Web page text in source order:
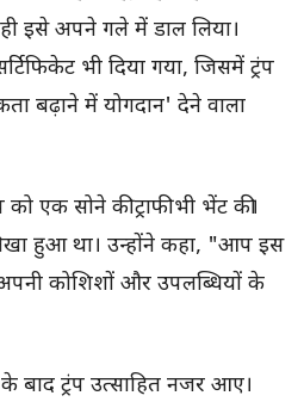
इसे अपने गले में डाल लिया।
भी दिया गया, जिसमें ट्रंप
बढ़ाने में योगदान' देने वाला
एक सोने की ट्राफी भी भेंट की।
हुआ था। उन्होंने कहा, "आप इस
कोशिशों और उपलब्धियों के
बाद ट्रंप उत्साहित नजर आए।